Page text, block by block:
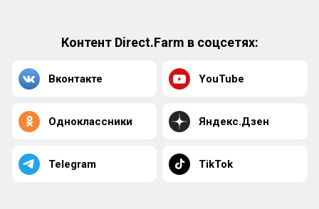
Контент Direct.Farm в соцсетях:
Вконтакте YouTube
Одноклассники Яндекс.Дзен
Telegram TikTok